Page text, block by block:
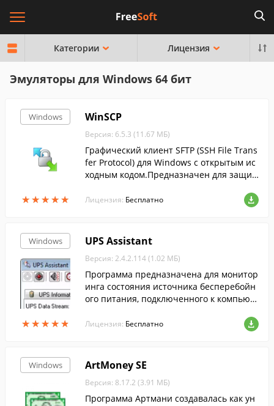
Категории Лицензия
Эмуляторы для Windows 64 бит
Windows
★★★★★
★★★★★
WinSCP
Версия: 6.5.3 (11.67 МБ)
Графический клиент SFTP (SSH File Trans
fer Protocol) для Windows с открытым ис
ходным кодом.Предназначен для защи
мпьютером и серверами....
Лицензия: Бесплатно
Windows
★★★★★
★★★★★
UPS Assistant
Версия: 2.4.2.114 (1.02 МБ)
Программа предназначена для монитор
инга состояния источника бесперебойн
ого питания, подключенного к компьют
ивающего протокол Megatec.
Лицензия: Бесплатно
Windows ArtMoney SE
Версия: 8.17.2 (3.91 МБ)
Программа Артмани создавалась как ун